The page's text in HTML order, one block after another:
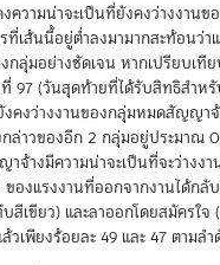
ความน่าจะเป็นที่ยังคงว่างงาน
เส้นนี้อยู่ต่ำลงมามากสะท้อนว่า
กลุ่มอย่างชัดเจน หากเปรียบเที
97 (วันสุดท้ายที่ได้รับสิทธิสำห
งคงว่างงานของกลุ่มหมดสัญญา
ล่าวของอีก 2 กลุ่มอยู่ประมาณ
จ้างมีความน่าจะเป็นที่จะว่างงา
องแรงงานที่ออกจากงานได้กลั
สีเขียว) และลาออกโดยสมัครใจ
วเพียงร้อยละ 49 และ 47 ตามล